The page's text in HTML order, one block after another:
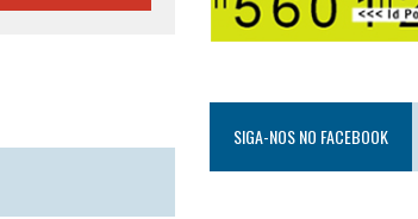
SIGA-NOS NO FACEBOOK